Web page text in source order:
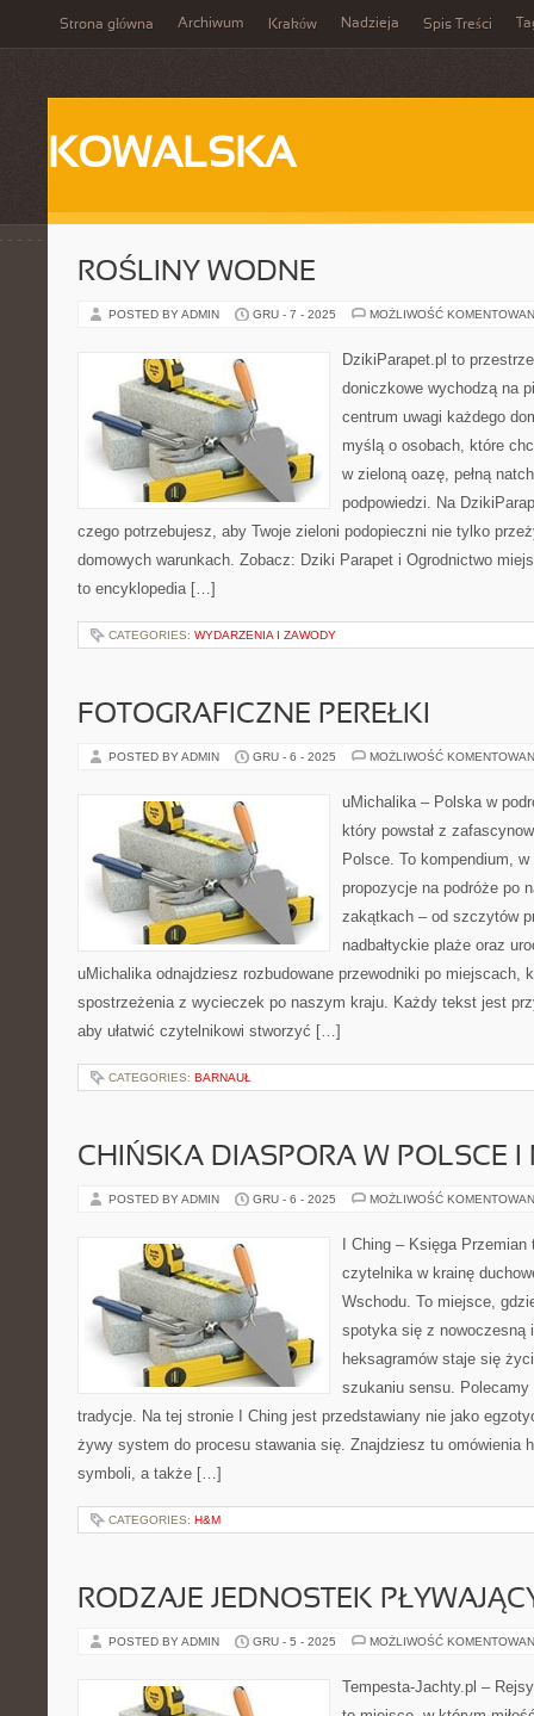
Strona główna Archiwum Kraków Nadzieja Spis Treści
KOWALSKA
ROŚLINY WODNE
POSTED BY ADMIN GRU - 7 - 2025 MOŻLIWOŚĆ
DzikiParapet.pl to
doniczkowe wychodzą na
centrum uwagi każdego
myślą o osobach, które
w zieloną oazę, pełną
podpowiedzi. Na
czego potrzebujesz, aby Twoje zieloni podopieczni nie tylko
domowych warunkach. Zobacz: Dziki Parapet i Ogrodnictwo
to encyklopedia […]
CATEGORIES: WYDARZENIA I ZAWODY
FOTOGRAFICZNE PEREŁKI
POSTED BY ADMIN GRU - 6 - 2025 MOŻLIWOŚĆ
uMichalika – Polska w
który powstał z
Polsce. To kompendium,
propozycje na podróże po
zakątkach – od szczytów
nadbałtyckie plaże oraz
uMichalika odnajdziesz rozbudowane przewodniki po miejscach,
spostrzeżenia z wycieczek po naszym kraju. Każdy tekst jest
aby ułatwić czytelnikowi stworzyć […]
CATEGORIES: BARNAUŁ
CHIŃSKA DIASPORA W POLSCE I
POSTED BY ADMIN GRU - 6 - 2025 MOŻLIWOŚĆ
I Ching – Księga
czytelnika w krainę
Wschodu. To miejsce,
spotyka się z nowoczesną
heksagramów staje się
szukaniu sensu.
tradycje. Na tej stronie I Ching jest przedstawiany nie jako
żywy system do procesu stawania się. Znajdziesz tu omówienia
symboli, a także […]
CATEGORIES: H&M
RODZAJE JEDNOSTEK
POSTED BY ADMIN GRU - 5 - 2025 MOŻLIWOŚĆ
Tempesta-Jachty.pl –